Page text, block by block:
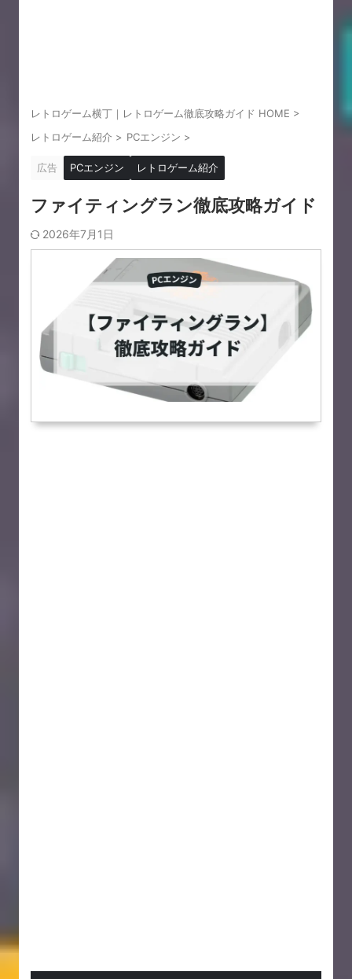
レトロゲーム横丁｜レトロゲーム徹底攻略ガイド HOME >
レトロゲーム紹介 > PCエンジン >
広告 PCエンジン レトロゲーム紹介
ファイティングラン徹底攻略ガイド
2026年7月1日